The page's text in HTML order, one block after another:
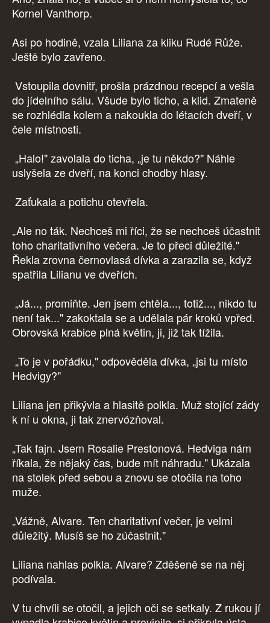
Kornel Vanthorp.
Asi po hodině, vzala Liliana za kliku Rudé Růže.
Ještě bylo zavřeno.
Vstoupila dovnitř, prošla prázdnou recepcí a vešla
do jídelního sálu. Všude bylo ticho, a klid. Zmateně
se rozhlédla kolem a nakoukla do létacích dveří, v
čele místnosti.
„Halo!" zavolala do ticha, „je tu někdo?" Náhle
uslyšela ze dveří, na konci chodby hlasy.
Zaťukala a potichu otevřela.
„Ale no ták. Nechceš mi říci, že se nechceš účastnit
toho charitativního večera. Je to přeci důležité."
Řekla zrovna černovlasá dívka a zarazila se, když
spatřila Lilianu ve dveřích.
„Já..., promiňte. Jen jsem chtěla..., totiž..., nikdo tu
není tak..." zakoktala se a udělala pár kroků vpřed.
Obrovská krabice plná květin, ji, již tak tížila.
„To je v pořádku," odpověděla dívka, „jsi tu místo
Hedvigy?"
Liliana jen přikývla a hlasitě polkla. Muž stojící zády
k ní u okna, ji tak znervózňoval.
„Tak fajn. Jsem Rosalie Prestonová. Hedviga nám
říkala, že nějaký čas, bude mít náhradu." Ukázala
na stolek před sebou a znovu se otočila na toho
muže.
„Vážně, Alvare. Ten charitativní večer, je velmi
důležitý. Musíš se ho zúčastnit."
Liliana nahlas polkla. Alvare? Zděšeně se na něj
podívala.
V tu chvíli se otočil, a jejich oči se setkaly. Z rukou jí